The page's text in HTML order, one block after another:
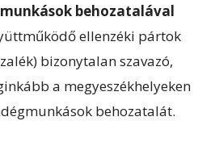
behozatalával
ellenzéki pártok
bizonytalan szavazó,
a megyeszékhelyeken
behozatalát.